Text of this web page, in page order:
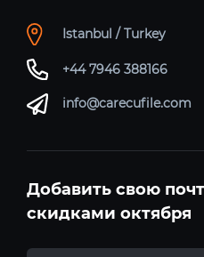
Istanbul / Turkey
+44 7946 388166
info@carecufile.com
Добавить свою
скидками октября